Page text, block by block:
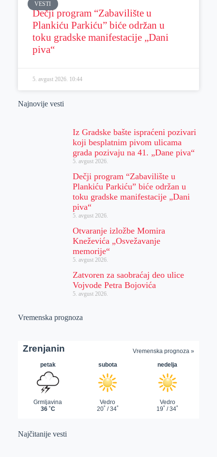
VESTI
Dečji program “Zabavilište u
Plankiću Parkiću” biće održan u
toku gradske manifestacije „Dani
piva“
5. avgust 2026. 10:44
Najnovije vesti
Iz Gradske bašte ispraćeni pozivari
koji besplatnim pivom ulicama
grada pozivaju na 41. „Dane piva“
5. avgust 2026.
Dečji program “Zabavilište u
Plankiću Parkiću” biće održan u
toku gradske manifestacije „Dani
piva“
5. avgust 2026.
Otvaranje izložbe Momira
Kneževića „Osvežavanje
memorije“
5. avgust 2026.
Zatvoren za saobraćaj deo ulice
Vojvode Petra Bojovića
5. avgust 2026.
Vremenska prognoza
Najčitanije vesti